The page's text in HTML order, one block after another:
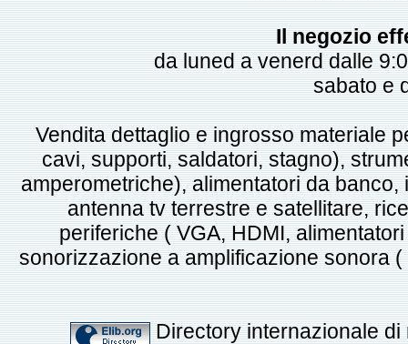
Il negozio
da luned a venerd dalle
sabato e
Vendita dettaglio e ingrosso materiale
cavi, supporti, saldatori, stagno),
amperometriche), alimentatori da
antenna tv terrestre e satellitare,
periferiche ( VGA, HDMI,
sonorizzazione a amplificazione sonora
Directory internazionale di